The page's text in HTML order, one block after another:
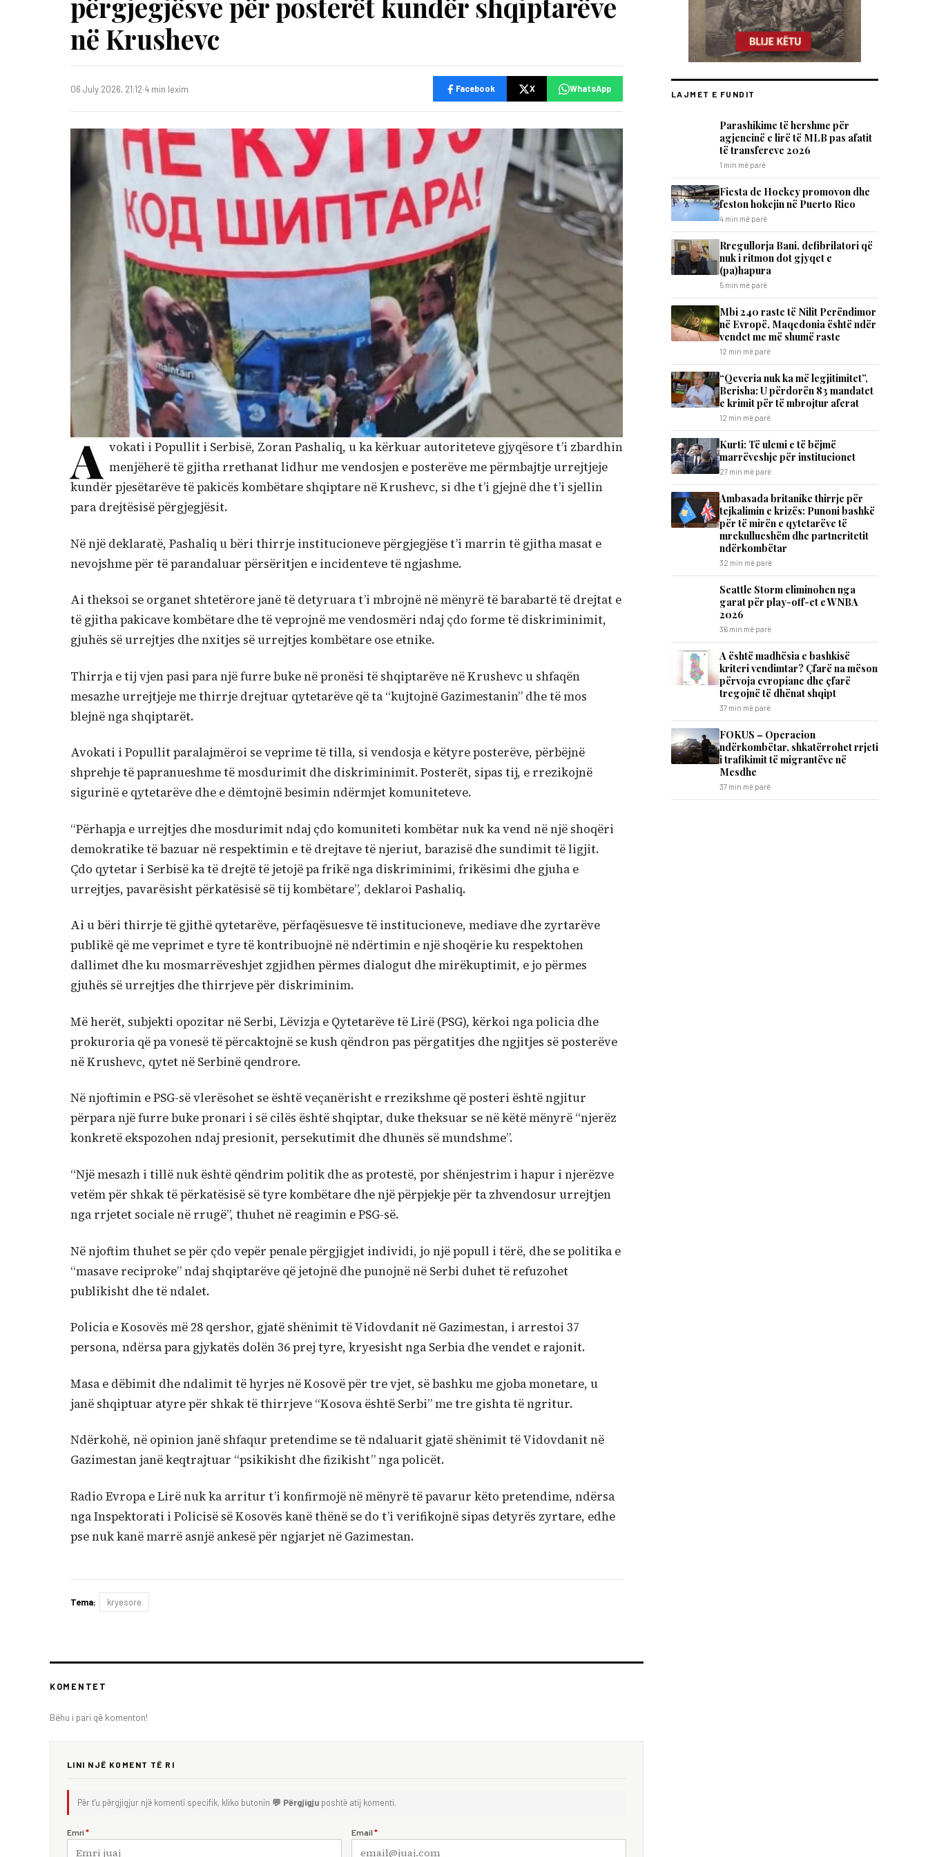
në Krushevc
06 July 2026, 21:12·4 min lexim Facebook X WhatsApp
A vokati i Popullit i Serbisë, Zoran Pashaliq, u ka kërkuar autoriteteve gjyqësore t’i zbardhin
menjëherë të gjitha rrethanat lidhur me vendosjen e posterëve me përmbajtje urrejtjeje
kundër pjesëtarëve të pakicës kombëtare shqiptare në Krushevc, si dhe t’i gjejnë dhe t’i sjellin
para drejtësisë përgjegjësit.
Në një deklaratë, Pashaliq u bëri thirrje institucioneve përgjegjëse t’i marrin të gjitha masat e
nevojshme për të parandaluar përsëritjen e incidenteve të ngjashme.
Ai theksoi se organet shtetërore janë të detyruara t’i mbrojnë në mënyrë të barabartë të drejtat e
të gjitha pakicave kombëtare dhe të veprojnë me vendosmëri ndaj çdo forme të diskriminimit,
gjuhës së urrejtjes dhe nxitjes së urrejtjes kombëtare ose etnike.
Thirrja e tij vjen pasi para një furre buke në pronësi të shqiptarëve në Krushevc u shfaqën
mesazhe urrejtjeje me thirrje drejtuar qytetarëve që ta “kujtojnë Gazimestanin” dhe të mos
blejnë nga shqiptarët.
Avokati i Popullit paralajmëroi se veprime të tilla, si vendosja e këtyre posterëve, përbëjnë
shprehje të papranueshme të mosdurimit dhe diskriminimit. Posterët, sipas tij, e rrezikojnë
sigurinë e qytetarëve dhe e dëmtojnë besimin ndërmjet komuniteteve.
“Përhapja e urrejtjes dhe mosdurimit ndaj çdo komuniteti kombëtar nuk ka vend në një shoqëri
demokratike të bazuar në respektimin e të drejtave të njeriut, barazisë dhe sundimit të ligjit.
Çdo qytetar i Serbisë ka të drejtë të jetojë pa frikë nga diskriminimi, frikësimi dhe gjuha e
urrejtjes, pavarësisht përkatësisë së tij kombëtare”, deklaroi Pashaliq.
Ai u bëri thirrje të gjithë qytetarëve, përfaqësuesve të institucioneve, mediave dhe zyrtarëve
publikë që me veprimet e tyre të kontribuojnë në ndërtimin e një shoqërie ku respektohen
dallimet dhe ku mosmarrëveshjet zgjidhen përmes dialogut dhe mirëkuptimit, e jo përmes
gjuhës së urrejtjes dhe thirrjeve për diskriminim.
Më herët, subjekti opozitar në Serbi, Lëvizja e Qytetarëve të Lirë (PSG), kërkoi nga policia dhe
prokuroria që pa vonesë të përcaktojnë se kush qëndron pas përgatitjes dhe ngjitjes së posterëve
në Krushevc, qytet në Serbinë qendrore.
Në njoftimin e PSG-së vlerësohet se është veçanërisht e rrezikshme që posteri është ngjitur
përpara një furre buke pronari i së cilës është shqiptar, duke theksuar se në këtë mënyrë “njerëz
konkretë ekspozohen ndaj presionit, persekutimit dhe dhunës së mundshme”.
“Një mesazh i tillë nuk është qëndrim politik dhe as protestë, por shënjestrim i hapur i njerëzve
vetëm për shkak të përkatësisë së tyre kombëtare dhe një përpjekje për ta zhvendosur urrejtjen
nga rrjetet sociale në rrugë”, thuhet në reagimin e PSG-së.
Në njoftim thuhet se për çdo vepër penale përgjigjet individi, jo një popull i tërë, dhe se politika e
“masave reciproke” ndaj shqiptarëve që jetojnë dhe punojnë në Serbi duhet të refuzohet
publikisht dhe të ndalet.
Policia e Kosovës më 28 qershor, gjatë shënimit të Vidovdanit në Gazimestan, i arrestoi 37
persona, ndërsa para gjykatës dolën 36 prej tyre, kryesisht nga Serbia dhe vendet e rajonit.
Masa e dëbimit dhe ndalimit të hyrjes në Kosovë për tre vjet, së bashku me gjoba monetare, u
janë shqiptuar atyre për shkak të thirrjeve “Kosova është Serbi” me tre gishta të ngritur.
Ndërkohë, në opinion janë shfaqur pretendime se të ndaluarit gjatë shënimit të Vidovdanit në
Gazimestan janë keqtrajtuar “psikikisht dhe fizikisht” nga policët.
Radio Evropa e Lirë nuk ka arritur t’i konfirmojë në mënyrë të pavarur këto pretendime, ndërsa
nga Inspektorati i Policisë së Kosovës kanë thënë se do t’i verifikojnë sipas detyrës zyrtare, edhe
pse nuk kanë marrë asnjë ankesë për ngjarjet në Gazimestan.
Tema: kryesore
KOMENTET
Bëhu i pari që komenton!
LINI NJË KOMENT TË RI
Për t'u përgjigjur një komenti specifik, kliko butonin 💬 Përgjigju poshtë atij komenti.
Emri * Email *
LAJMET E FUNDIT
Parashikime të hershme për
agjencinë e lirë të MLB pas afatit
të transfereve 2026
1 min më parë
Fiesta de Hockey promovon dhe
feston hokejin në Puerto Rico
4 min më parë
Rregullorja Bani, defibrilatori që
nuk i ritmon dot gjyqet e
(pa)hapura
5 min më parë
Mbi 240 raste të Nilit Perëndimor
në Evropë, Maqedonia është ndër
vendet me më shumë raste
12 min më parë
“Qeveria nuk ka më legjitimitet”,
Berisha: U përdorën 83 mandatet
e krimit për të mbrojtur aferat
12 min më parë
Kurti: Të ulemi e të bëjmë
marrëveshje për institucionet
27 min më parë
Ambasada britanike thirrje për
tejkalimin e krizës: Punoni bashkë
për të mirën e qytetarëve të
mrekullueshëm dhe partneritetit
ndërkombëtar
32 min më parë
Seattle Storm eliminohen nga
garat për play-off-et e WNBA
2026
36 min më parë
A është madhësia e bashkisë
kriteri vendimtar? Çfarë na mëson
përvoja evropiane dhe çfarë
tregojnë të dhënat shqipt
37 min më parë
FOKUS – Operacion
ndërkombëtar, shkatërrohet rrjeti
i trafikimit të migrantëve në
Mesdhe
37 min më parë